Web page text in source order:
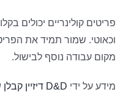
פריטים קולינריים יכולים
וכאוטי. שמור תמיד את
מקום עבודה נוסף לבישול.
מידע על ידי D&D דיזיין קבלן שיפוצים